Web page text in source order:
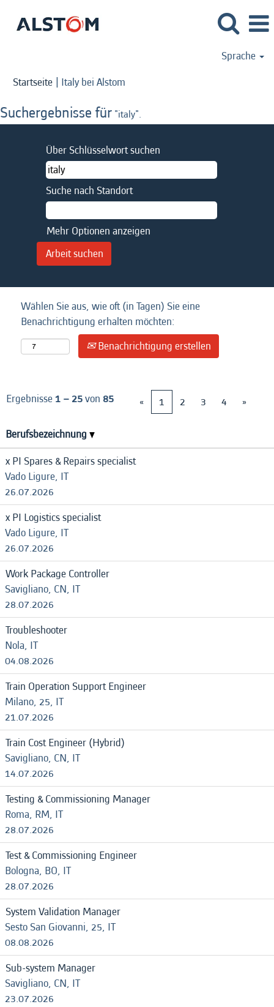
Sprache
Startseite | Italy bei Alstom
Suchergebnisse für "italy".
Über Schlüsselwort suchen
Suche nach Standort
Mehr Optionen anzeigen
Wählen Sie aus, wie oft (in Tagen) Sie eine
Benachrichtigung erhalten möchten:
Benachrichtigung erstellen
Ergebnisse1 – 25von 85 « 1 2 3 4 »
Berufsbezeichnung
x PI Spares & Repairs specialist
Vado Ligure, IT
26.07.2026
x PI Logistics specialist
Vado Ligure, IT
26.07.2026
Work Package Controller
Savigliano, CN, IT
28.07.2026
Troubleshooter
Nola, IT
04.08.2026
Train Operation Support Engineer
Milano, 25, IT
21.07.2026
Train Cost Engineer (Hybrid)
Savigliano, CN, IT
14.07.2026
Testing & Commissioning Manager
Roma, RM, IT
28.07.2026
Test & Commissioning Engineer
Bologna, BO, IT
28.07.2026
System Validation Manager
Sesto San Giovanni, 25, IT
08.08.2026
Sub-system Manager
Savigliano, CN, IT
23.07.2026